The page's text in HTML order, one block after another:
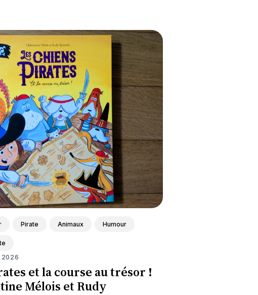
Pirate Animaux Humour
2026
et la course au trésor !
Mélois et Rudy